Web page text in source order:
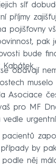
síť
příjmy
pojišťovny
pak
bude
Kabátek.
obávají
Asociace
pro MF
by
podle něj